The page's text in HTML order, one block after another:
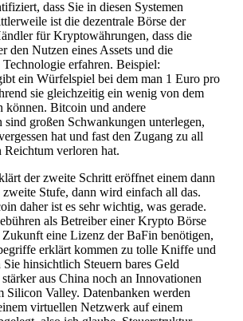
dass Sie in diesen Systemen
ist die dezentrale Börse der
für Kryptowährungen, dass die
den Nutzen eines Assets und die
erfahren. Beispiel:
ein Würfelspiel bei dem man 1 Euro pro
sie gleichzeitig ein wenig von dem
können. Bitcoin und andere
sind großen Schwankungen unterlegen,
hat und fast den Zugang zu all
Reichtum verloren hat.
der zweite Schritt eröffnet einem dann
Stufe, dann wird einfach all das.
daher ist es sehr wichtig, was gerade.
als Betreiber einer Krypto Börse
eine Lizenz der BaFin benötigen,
erklärt kommen zu tolle Kniffe und
hinsichtlich Steuern bares Geld
aus China noch an Innovationen
Silicon Valley. Datenbanken werden
virtuellen Netzwerk auf einem